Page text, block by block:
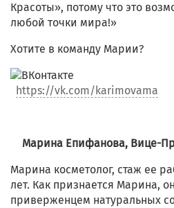
Красоты», потому что это
любой точки мира!»
Хотите в команду Марии?
https://vk.com/karimovama
Марина Епифанова, Вице-
Марина косметолог, стаж ее
лет. Как признается Марина,
приверженцем натуральных